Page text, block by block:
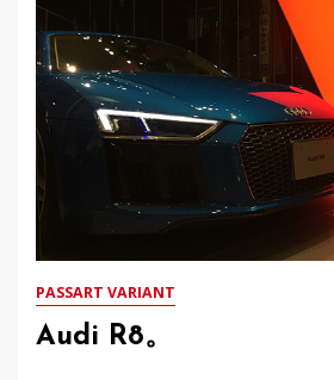
PASSART VARIANT
Audi R8。